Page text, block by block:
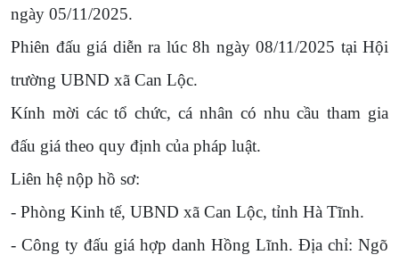
ngày 05/11/2025.
Phiên đấu giá diễn ra lúc 8h ngày 08/11/2025 tại Hội
trường UBND xã Can Lộc.
Kính mời các tổ chức, cá nhân có nhu cầu tham gia
đấu giá theo quy định của pháp luật.
Liên hệ nộp hồ sơ:
- Phòng Kinh tế, UBND xã Can Lộc, tỉnh Hà Tĩnh.
- Công ty đấu giá hợp danh Hồng Lĩnh. Địa chỉ: Ngõ